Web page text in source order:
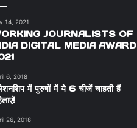
14, 2021
JOURNALISTS OF
DIGITAL MEDIA AWARD
6, 2018
में पुरुषों में ये 6 चीजें चाहती हैं
26, 2018